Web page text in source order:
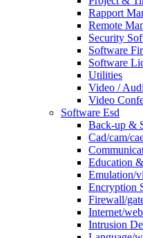
Rapport
Remote
Security
Software
Software
Utilities
Video /
Video
Software Esd
Back-up &
Cad/cam/
Education
Emulation/
Encryption
Firewall/
Internet/
Intrusion